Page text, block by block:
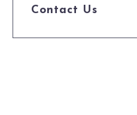
Contact Us